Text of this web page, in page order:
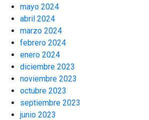
mayo 2024
abril 2024
marzo 2024
febrero 2024
enero 2024
diciembre 2023
noviembre 2023
octubre 2023
septiembre 2023
junio 2023